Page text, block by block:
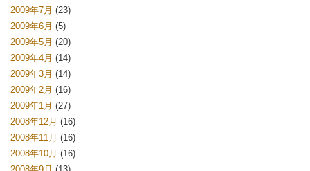
2009年7月 (23)
2009年6月 (5)
2009年5月 (20)
2009年4月 (14)
2009年3月 (14)
2009年2月 (16)
2009年1月 (27)
2008年12月 (16)
2008年11月 (16)
2008年10月 (16)